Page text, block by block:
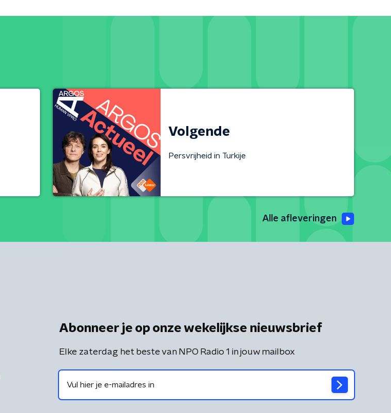
Volgende
Persvrijheid in Turkije
Alle afleveringen
Abonneer je op onze wekelijkse nieuwsbrief
Elke zaterdag het beste van NPO Radio 1 in jouw mailbox